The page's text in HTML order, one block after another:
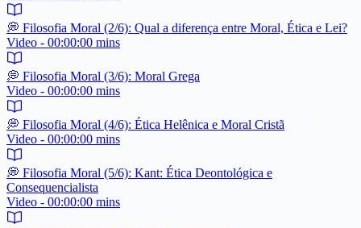
💭️ Filosofia Moral (2/6): Qual a diferença entre Moral, Ética e Lei?
Video - 00:00:00 mins
💭️ Filosofia Moral (3/6): Moral Grega
Video - 00:00:00 mins
💭️ Filosofia Moral (4/6): Ética Helênica e Moral Cristã
Video - 00:00:00 mins
💭️ Filosofia Moral (5/6): Kant: Ética Deontológica e
Consequencialista
Video - 00:00:00 mins